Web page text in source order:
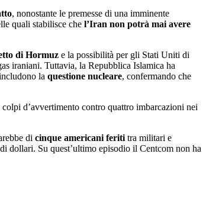
, nonostante le premesse di una imminente
quali stabilisce che l’Iran non potrà mai avere
di Hormuz e la possibilità per gli Stati Uniti di
iraniani. Tuttavia, la Repubblica Islamica ha
la questione nucleare, confermando che
d’avvertimento contro quattro imbarcazioni nei
di cinque americani feriti tra militari e
dollari. Su quest’ultimo episodio il Centcom non ha